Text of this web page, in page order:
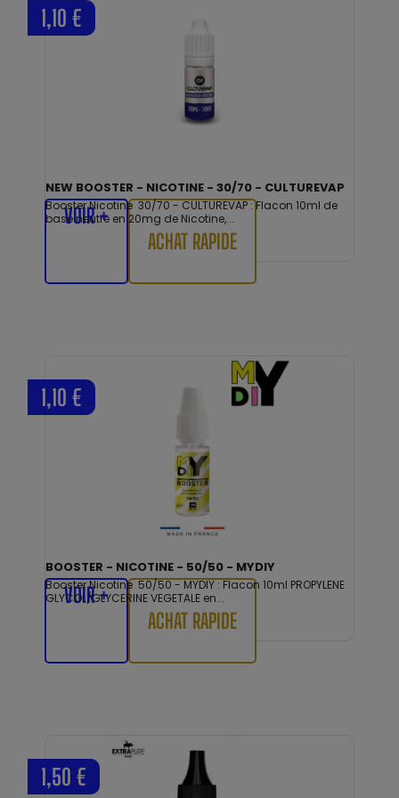
NEW BOOSTER - NICOTINE - 30/70 - CULTUREVAP
Booster Nicotine 30/70 - CULTUREVAP : Flacon 10ml de
base neutre en 20mg de Nicotine,...
1,10 €
VOIR +
ACHAT RAPIDE
BOOSTER - NICOTINE - 50/50 - MYDIY
Booster Nicotine 50/50 - MYDIY : Flacon 10ml PROPYLENE
GLYCOL/GLYCERINE VEGETALE en...
1,10 €
VOIR +
ACHAT RAPIDE
1,50 €